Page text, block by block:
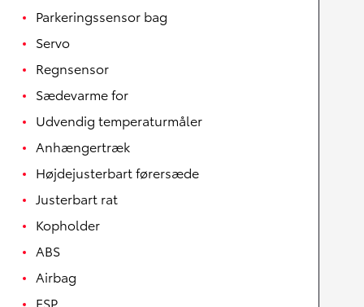
Parkeringssensor bag
Servo
Regnsensor
Sædevarme for
Udvendig temperaturmåler
Anhængertræk
Højdejusterbart førersæde
Justerbart rat
Kopholder
ABS
Airbag
ESP